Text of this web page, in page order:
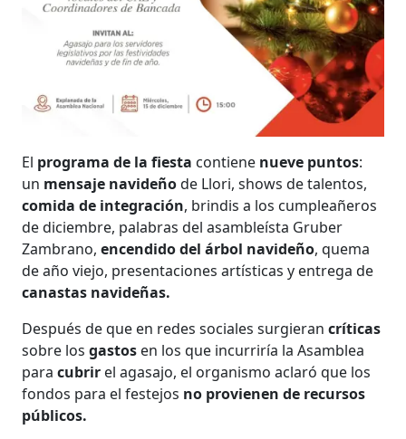
El programa de la fiesta contiene nueve puntos:
un mensaje navideñode Llori, shows de talentos,
comida de integración, brindis a los cumpleañeros
de diciembre, palabras del asambleísta Gruber
Zambrano,encendido del árbol navideño, quema
de año viejo, presentaciones artísticas y entrega de
canastas navideñas.
Después de que en redes sociales surgierancríticas
sobre losgastos en los que incurriría la Asamblea
para cubrir el agasajo, el organismo aclaró que los
fondos para el festejos no provienen de recursos
públicos.